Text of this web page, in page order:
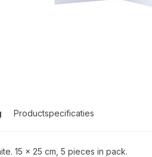
Productspecificaties
15 x 25 cm, 5 pieces in pack.